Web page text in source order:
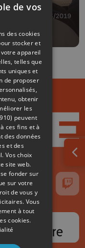
25/03/2019
TikToknous sur YouTube
Suivez-nous
de vos
des cookies
stocker et
appareil
telles que
uniques et
de proposer
obtenir
les
peuvent
ces fins et à
des données
et des
Vos choix
site web.
fonder sur
sur votre
de vous y
. Vous
à tout
cookies.